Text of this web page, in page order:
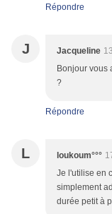
Répondre
J Jacqueline
Bonjour vous
?
Répondre
L loukoum°°°
Je l'utilise en
simplement
durée petit à